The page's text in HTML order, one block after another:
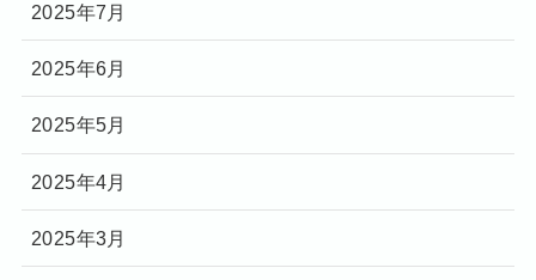
2025年7月
2025年6月
2025年5月
2025年4月
2025年3月